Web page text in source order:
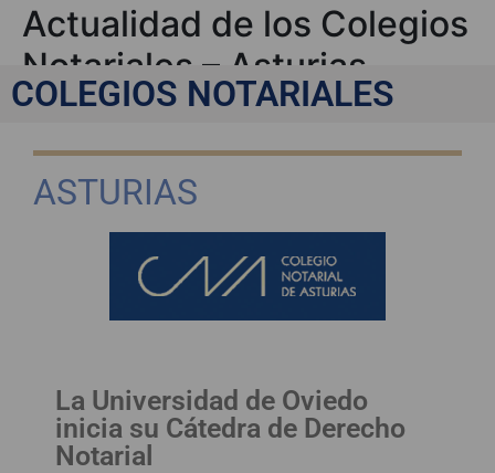
Actualidad de los Colegios
Notariales – Asturias
COLEGIOS NOTARIALES
ASTURIAS
La Universidad de Oviedo
inicia su Cátedra de Derecho
Notarial